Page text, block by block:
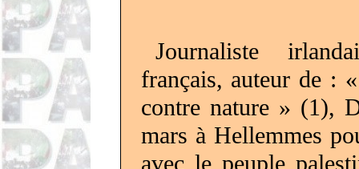
Journaliste
français, auteur de :
contre nature » (1),
mars à Hellemmes
avec le peuple